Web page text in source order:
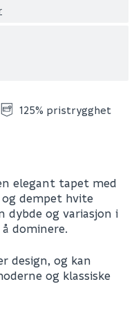
125% pristrygghet
elegant tapet med
dempet hvite
dybde og variasjon i
dominere.
design, og kan
og klassiske